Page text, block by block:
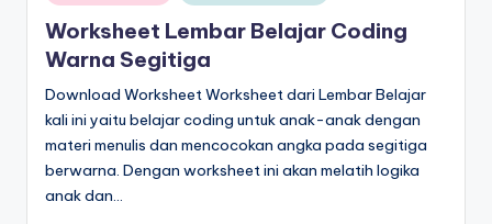
al
is
t
u
n
g
untuk
paud
worksheet
untuk
anak
tk
b
in
Worksheet Lembar Belajar Coding
Warna Segitiga
Download Worksheet Worksheet dari Lembar Belajar
kali ini yaitu belajar coding untuk anak-anak dengan
materi menulis dan mencocokan angka pada segitiga
berwarna. Dengan worksheet ini akan melatih logika
anak dan…